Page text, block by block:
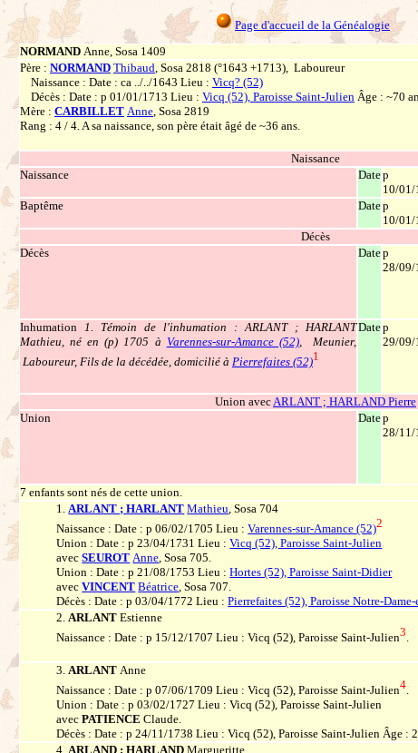
Page d'accueil de la Généalogie
NORMAND Anne, Sosa 1409
Père : NORMAND Thibaud, Sosa 2818 (°1643 +1713), Laboureur
Naissance : Date : ca ../../1643 Lieu : Vicq? (52)
Décès : Date : p 01/01/1713 Lieu : Vicq (52), Paroisse Saint-Julien Âge : ~70
Mère : CARBILLET Anne, Sosa 2819
Rang : 4 / 4. A sa naissance, son père était âgé de ~36 ans.
Naissance
Naissance
Datep
10/01/
Baptême
Datep
10/01/
Décès
Décès
Datep
28/09/
Inhumation 1. Témoin de l'inhumation : ARLANT ; HARLANT
Mathieu, né en (p) 1705 à Varennes-sur-Amance (52), Meunier,
Laboureur, Fils de la décédée, domicilié à Pierrefaites (52)1
Datep
29/09/
Union avecARLANT ; HARLAND Pierre
Union
Datep
28/11/
7 enfants sont nés de cette union.
1.ARLANT ; HARLANT Mathieu, Sosa 704
Naissance : Date : p 06/02/1705 Lieu :Varennes-sur-Amance (52)2
Union : Date : p 23/04/1731 Lieu :Vicq (52), Paroisse Saint-Julien
avecSEUROT Anne, Sosa 705.
Union : Date : p 21/08/1753 Lieu :Hortes (52), Paroisse Saint-Didier
avecVINCENT Béatrice, Sosa 707.
Décès : Date : p 03/04/1772 Lieu :Pierrefaites (52), Paroisse Notre-
2.ARLANTEstienne
Naissance : Date : p 15/12/1707 Lieu : Vicq (52), Paroisse Saint-Julien3.
3.ARLANTAnne
Naissance : Date : p 07/06/1709 Lieu : Vicq (52), Paroisse Saint-Julien4.
Union : Date : p 03/02/1727 Lieu : Vicq (52), Paroisse Saint-Julien
avecPATIENCEClaude.
Décès : Date : p 24/11/1738 Lieu : Vicq (52), Paroisse Saint-Julien Âge :
4.ARLAND ; HARLANDMargueritte